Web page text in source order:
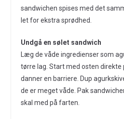
sandwichen spises med det
let for ekstra sprødhed.
Undgå en sølet sandwich
Læg de våde ingredienser som
tørre lag. Start med osten direkte
danner en barriere. Dup
de er meget våde. Pak
skal med på farten.